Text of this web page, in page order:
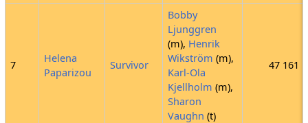
7
Helena
Paparizou
Survivor
Bobby
Ljunggren
(m), Henrik
Wikström (m),
Karl-Ola
Kjellholm (m),
Sharon
Vaughn (t)
47 161